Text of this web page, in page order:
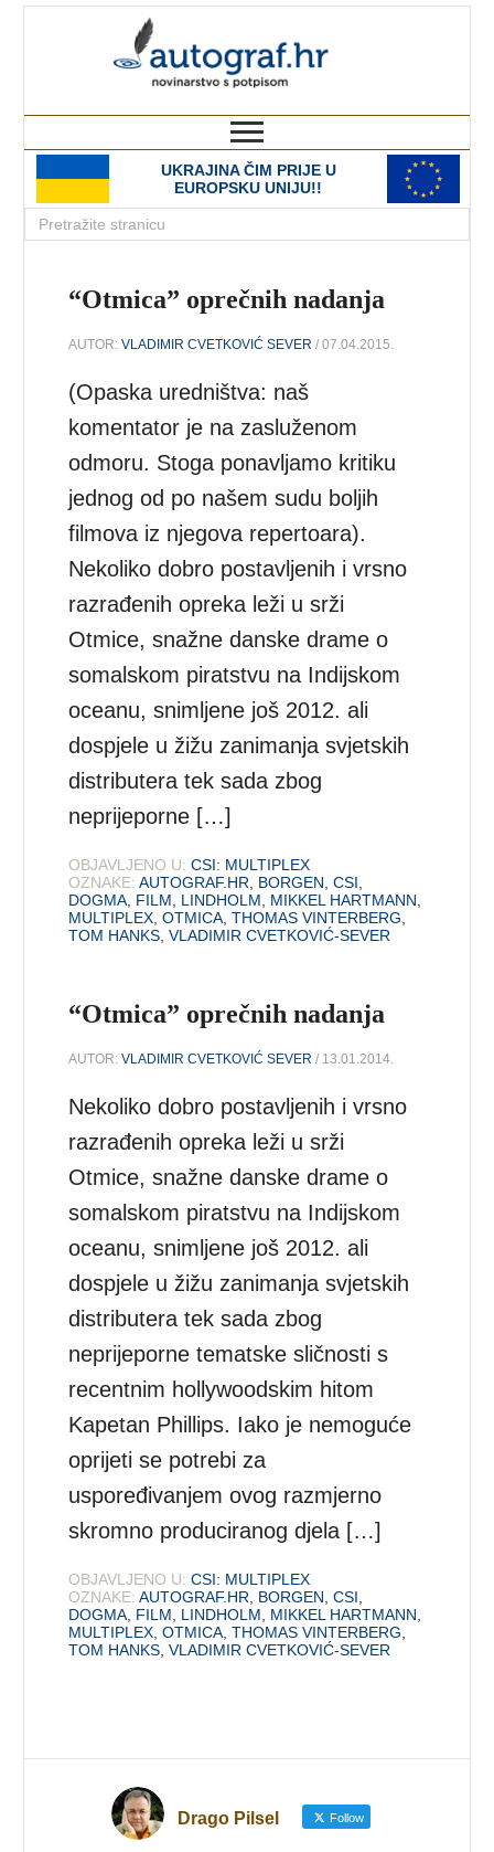
UKRAJINA ČIM PRIJE U
EUROPSKU UNIJU!!
“Otmica” oprečnih nadanja
AUTOR:VLADIMIR CVETKOVIĆ SEVER / 07.04.2015.
(Opaska uredništva: naš
komentator je na zasluženom
odmoru. Stoga ponavljamo kritiku
jednog od po našem sudu boljih
filmova iz njegova repertoara).
Nekoliko dobro postavljenih i vrsno
razrađenih opreka leži u srži
Otmice, snažne danske drame o
somalskom piratstvu na Indijskom
oceanu, snimljene još 2012. ali
dospjele u žižu zanimanja svjetskih
distributera tek sada zbog
neprijeporne […]
OBJAVLJENO U: CSI: MULTIPLEX
OZNAKE: AUTOGRAF.HR BORGEN ,CSI
DOGMA FILM LINDHOLM MIKKEL HARTMANN
MULTIPLEX ,OTMICA ,THOMAS VINTERBERG
TOM HANKS ,VLADIMIR CVETKOVIĆ-SEVER
“Otmica” oprečnih nadanja
AUTOR:VLADIMIR CVETKOVIĆ SEVER / 13.01.2014.
Nekoliko dobro postavljenih i vrsno
razrađenih opreka leži u srži
Otmice, snažne danske drame o
somalskom piratstvu na Indijskom
oceanu, snimljene još 2012. ali
dospjele u žižu zanimanja svjetskih
distributera tek sada zbog
neprijeporne tematske sličnosti s
recentnim hollywoodskim hitom
Kapetan Phillips. Iako je nemoguće
oprijeti se potrebi za
uspoređivanjem ovog razmjerno
skromno produciranog djela […]
OBJAVLJENO U: CSI: MULTIPLEX
OZNAKE: AUTOGRAF.HR BORGEN ,CSI
DOGMA FILM LINDHOLM MIKKEL HARTMANN
MULTIPLEX ,OTMICA ,THOMAS VINTERBERG
TOM HANKS ,VLADIMIR CVETKOVIĆ-SEVER
Drago Pilsel Follow